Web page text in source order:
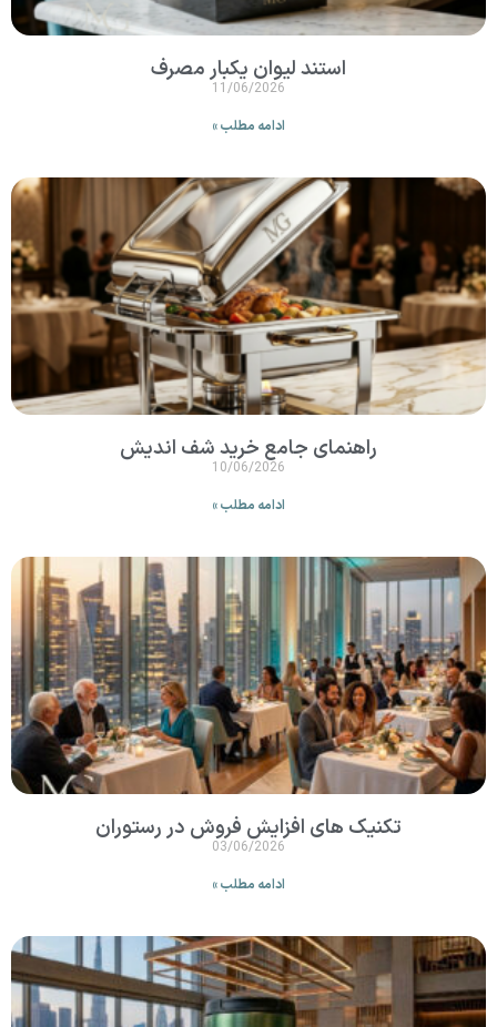
استند لیوان یکبار مصرف
11/06/2026
ادامه مطلب »
راهنمای جامع خرید شف اندیش
10/06/2026
ادامه مطلب »
تکنیک های افزایش فروش در رستوران
03/06/2026
ادامه مطلب »